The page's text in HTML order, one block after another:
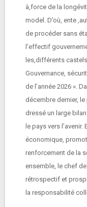
à,force de la
model. D’où, ente
de procéder sans
l’effectif
les,différents
Gouvernance,
de l’année 2026 ».
décembre dernier,
dressé un large
le pays vers
économique,
renforcement de la
ensemble, le chef
rétrospectif et
la responsabilité